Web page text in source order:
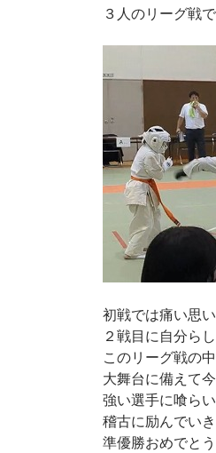
３人のリーグ戦
初戦では痛い思
２戦目に自分ら
このリーグ戦の
大舞台に備えて
強い選手に喰ら
稽古に励んでい
準優勝おめでと